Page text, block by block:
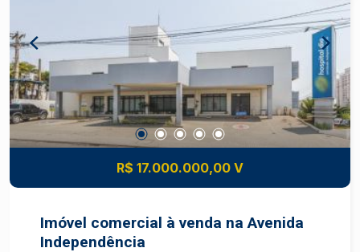
R$ 17.000.000,00 V
Imóvel comercial à venda na Avenida
Independência